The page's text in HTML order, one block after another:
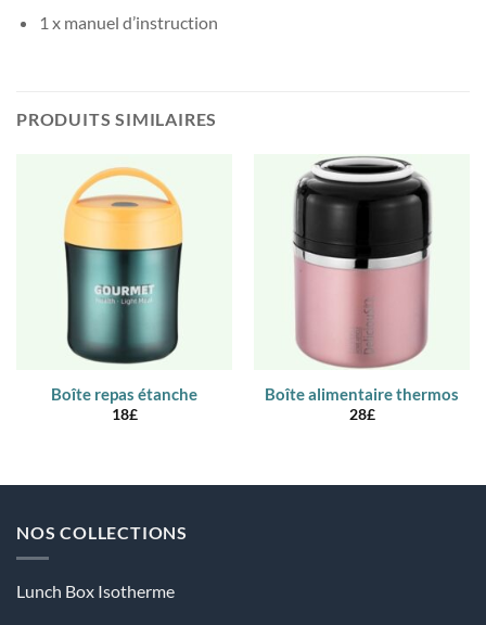
1 x manuel d’instruction
PRODUITS SIMILAIRES
Boîte repas étanche
18£
Boîte alimentaire thermos
28£
NOS COLLECTIONS
Lunch Box Isotherme